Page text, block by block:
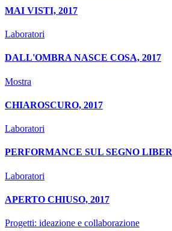
MAI VISTI, 2017
Laboratori
DALL'OMBRA NASCE COSA, 2017
Mostra
CHIAROSCURO, 2017
Laboratori
PERFORMANCE SUL SEGNO
Laboratori
APERTO CHIUSO, 2017
Progetti: ideazione e collaborazione